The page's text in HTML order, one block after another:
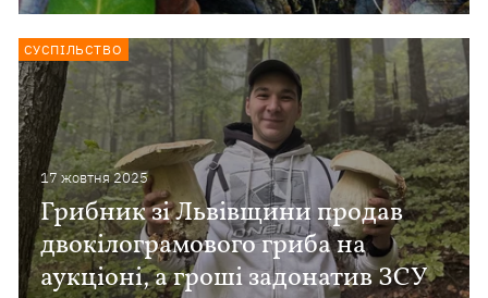
17 жовтня 2025
Грибник зі Львівщини продав
двокілограмового гриба на
аукціоні, а гроші задонатив ЗСУ
СУСПІЛЬСТВО